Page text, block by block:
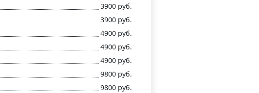
3900 руб.
3900 руб.
4900 руб.
4900 руб.
4900 руб.
9800 руб.
9800 руб.